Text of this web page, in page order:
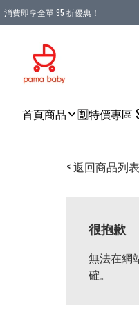
消費即享全單 95 折優惠！
首頁商品 🈹特價專區
< 返回商品列表
很抱歉
無法在網
確。